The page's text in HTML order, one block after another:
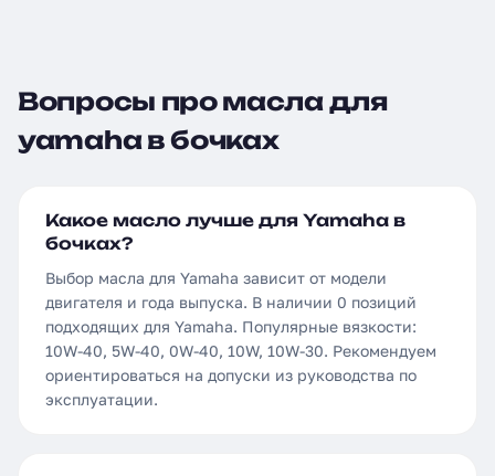
Вопросы про масла для
yamaha в бочках
Какое масло лучше для Yamaha в
бочках?
Выбор масла для Yamaha зависит от модели
двигателя и года выпуска. В наличии 0 позиций
подходящих для Yamaha. Популярные вязкости:
10W-40, 5W-40, 0W-40, 10W, 10W-30. Рекомендуем
ориентироваться на допуски из руководства по
эксплуатации.